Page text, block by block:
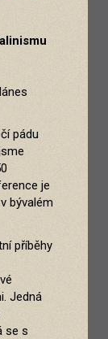
pádu
je
bývalém
příběhy
Jedná
se s